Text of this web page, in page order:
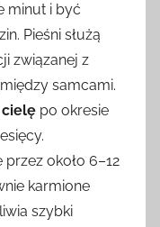
minut i być
Pieśni służą
związanej z
samcami.
cielę po okresie
około 6–12
karmione
szybki